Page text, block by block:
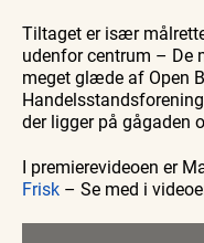
Tiltaget er især
udenfor centrum – De
meget glæde af Open
der ligger på gågaden
I premierevideoen er
Frisk – Se med i